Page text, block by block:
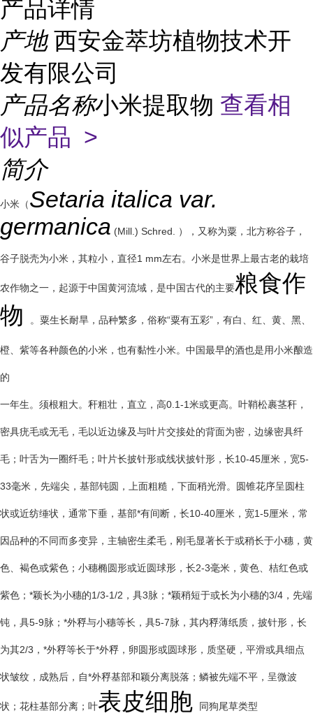
产品详情
产地 西安金萃坊植物技术开
发有限公司
产品名称小米提取物 查看相
似产品 >
简介
小米（Setaria italica var.
germanica (Mill.) Schred. ），又称为粟，北方称谷子，
谷子脱壳为小米，其粒小，直径1 mm左右。小米是世界上最古老的栽培
农作物之一，起源于中国黄河流域，是中国古代的主要粮食作
物
。粟生长耐旱，品种繁多，俗称“粟有五彩”，有白、红、黄、黑、
橙、紫等各种颜色的小米，也有黏性小米。中国最早的酒也是用小米酿造
的
一年生。须根粗大。秆粗壮，直立，高0.1-1米或更高。叶鞘松裹茎秆，
密具疣毛或无毛，毛以近边缘及与叶片交接处的背面为密，边缘密具纤
毛；叶舌为一圈纤毛；叶片长披针形或线状披针形，长10-45厘米，宽5-
33毫米，先端尖，基部钝圆，上面粗糙，下面稍光滑。圆锥花序呈圆柱
状或近纺缍状，通常下垂，基部*有间断，长10-40厘米，宽1-5厘米，常
因品种的不同而多变异，主轴密生柔毛，刚毛显著长于或稍长于小穗，黄
色、褐色或紫色；小穗椭圆形或近圆球形，长2-3毫米，黄色、桔红色或
紫色；*颖长为小穗的1/3-1/2，具3脉；*颖稍短于或长为小穗的3/4，先端
钝，具5-9脉；*外稃与小穗等长，具5-7脉，其内稃薄纸质，披针形，长
为其2/3，*外稃等长于*外稃，卵圆形或圆球形，质坚硬，平滑或具细点
状皱纹，成熟后，自*外稃基部和颖分离脱落；鳞被先端不平，呈微波
状；花柱基部分离；叶表皮细胞 同狗尾草类型